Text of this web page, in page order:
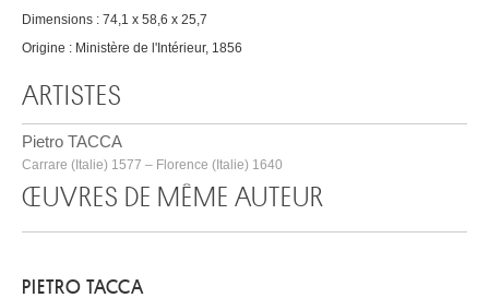
Dimensions : 74,1 x 58,6 x 25,7
Origine : Ministère de l'Intérieur, 1856
ARTISTES
Pietro TACCA
Carrare (Italie) 1577 – Florence (Italie) 1640
ŒUVRES DE MÊME AUTEUR
PIETRO TACCA